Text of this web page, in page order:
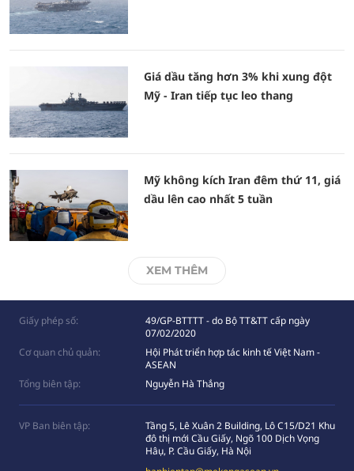
Giá dầu tăng hơn 3% khi xung đột
Mỹ - Iran tiếp tục leo thang
Mỹ không kích Iran đêm thứ 11, giá
dầu lên cao nhất 5 tuần
XEM THÊM
Giấy phép số:
49/GP-BTTTT - do Bộ TT&TT cấp ngày
07/02/2020
Cơ quan chủ quản:
Hội Phát triển hợp tác kinh tế Việt Nam -
ASEAN
Tổng biên tập:
Nguyễn Hà Thắng
VP Ban biên tập:
Tầng 5, Lê Xuân 2 Building, Lô C15/D21 Khu
đô thị mới Cầu Giấy, Ngõ 100 Dịch Vọng
Hâụ, P. Cầu Giấy, Hà Nội